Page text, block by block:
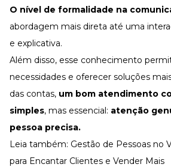
O nível de formalidade na
abordagem mais direta até uma
e explicativa.
Além disso, esse conhecimento
necessidades e oferecer soluções
das contas, um bom atendimento
simples, mas essencial: atenção
pessoa precisa.
Leia também: Gestão de Pessoas no
para Encantar Clientes e Vender Mais